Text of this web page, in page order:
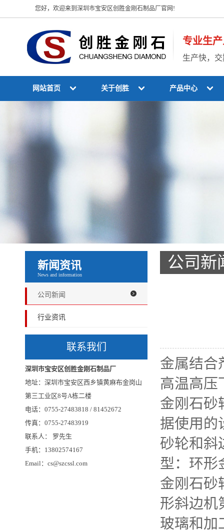
您好，欢迎来到深圳市宝安区创胜金刚石制品厂官网!
专业生
生产快，
网站首页 关于创胜 产品中心
新闻资讯
News and information
公司新闻
行业资讯
联系我们
深圳市宝安区创胜金刚石制品厂
地址：深圳市宝安区西乡镇黄麻布金岗山
第三工业区8号A栋二楼
电话：0755-27483818 / 81452672
传真：0755-27483919
联系人： 罗先生
手机：13802574167
Email：cs@szcssl.com
公司新
金属结合
高温高压
金刚石砂
据使用的
砂轮和斜
型：环形
金刚石砂
形斜边机
玻璃和加